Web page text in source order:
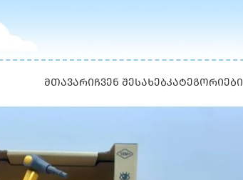
ᲛᲗᲐᲕᲐᲠᲘᲩᲕᲔᲜ ᲨᲔᲡᲐᲮᲔᲑᲙᲐᲢᲔᲒᲝᲠᲘᲔᲑᲘ